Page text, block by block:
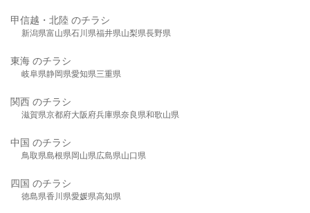
甲信越・北陸 のチラシ
新潟県富山県石川県福井県山梨県長野県
東海 のチラシ
岐阜県静岡県愛知県三重県
関西 のチラシ
滋賀県京都府大阪府兵庫県奈良県和歌山県
中国 のチラシ
鳥取県島根県岡山県広島県山口県
四国 のチラシ
徳島県香川県愛媛県高知県